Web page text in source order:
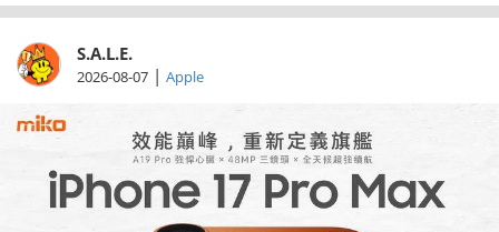
S.A.L.E.
2026-08-07 | Apple